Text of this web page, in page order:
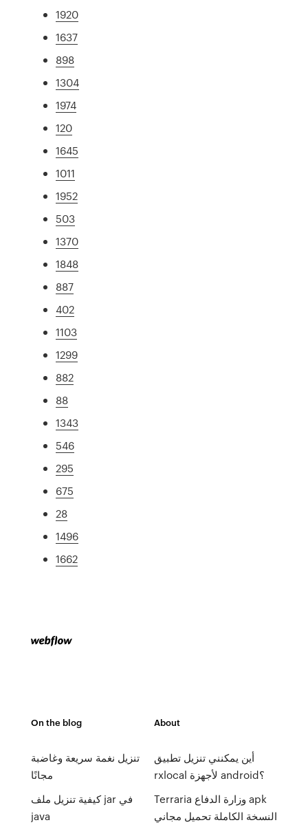
1920
1637
898
1304
1974
120
1645
1011
1952
503
1370
1848
887
402
1103
1299
882
88
1343
546
295
675
28
1496
1662
On the blog
تنزيل نغمة سريعة وغاضبة
مجانًا
كيفية تنزيل ملف jar في
java
About
أين يمكنني تنزيل تطبيق
rxlocal لأجهزة android؟
Terraria وزارة الدفاع apk
النسخة الكاملة تحميل مجاني